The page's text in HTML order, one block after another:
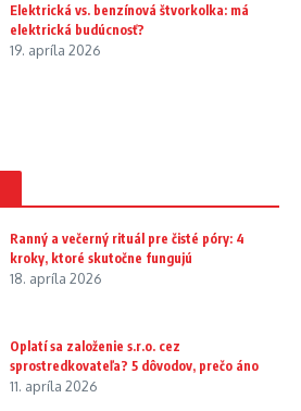
Elektrická vs. benzínová štvorkolka: má
elektrická budúcnosť?
19. apríla 2026
Ranný a večerný rituál pre čisté póry: 4
kroky, ktoré skutočne fungujú
18. apríla 2026
Oplatí sa založenie s.r.o. cez
sprostredkovateľa? 5 dôvodov, prečo áno
11. apríla 2026